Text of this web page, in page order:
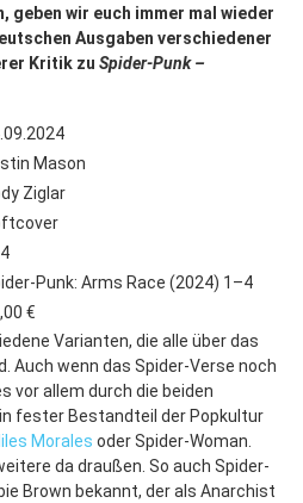
geben wir euch immer mal wieder
Ausgaben verschiedener
Kritik zu Spider-Punk –
Mason
Ziglar
Punk: Arms Race (2024) 1–4
€
Varianten, die alle über das
Auch wenn das Spider-Verse noch
vor allem durch die beiden
fester Bestandteil der Popkultur
Morales oder Spider-Woman.
da draußen. So auch Spider-
Brown bekannt, der als Anarchist